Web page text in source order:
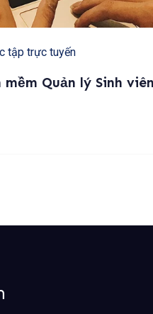
tập trực tuyến
mềm Quản lý Sinh